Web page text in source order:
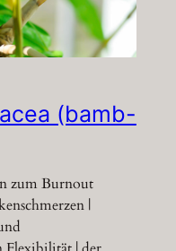
(bamb-
zum Burnout
|